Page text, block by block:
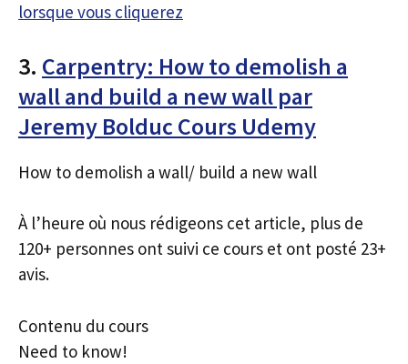
lorsque vous cliquerez
3. Carpentry: How to demolish a
wall and build a new wall par
Jeremy Bolduc Cours Udemy
How to demolish a wall/ build a new wall
À l’heure où nous rédigeons cet article, plus de
120+ personnes ont suivi ce cours et ont posté 23+
avis.
Contenu du cours
Need to know!